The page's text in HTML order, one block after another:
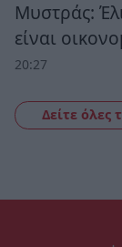
Μυστράς:
είναι
20:27
Δείτε όλες